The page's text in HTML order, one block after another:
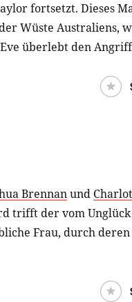
fortsetzt. Dieses
Wüste Australiens,
überlebt den
Brennanund
trifft der vom
Frau, durch